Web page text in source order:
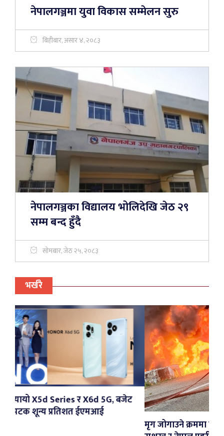
नेपालगञ्जमा युवा विकास सम्मेलन सुरु
बिहीबार, असार ४, २०८३
नेपालगञ्जका विद्यालय भोलिदेखि जेठ २९
सम्म बन्द हुँदै
सोमबार, जेठ २५, २०८३
भर्खरै
5G, बजेट
मृग जोगाउने क्रममा पल्टिएको पेट्रोल ट्याङ्करमा